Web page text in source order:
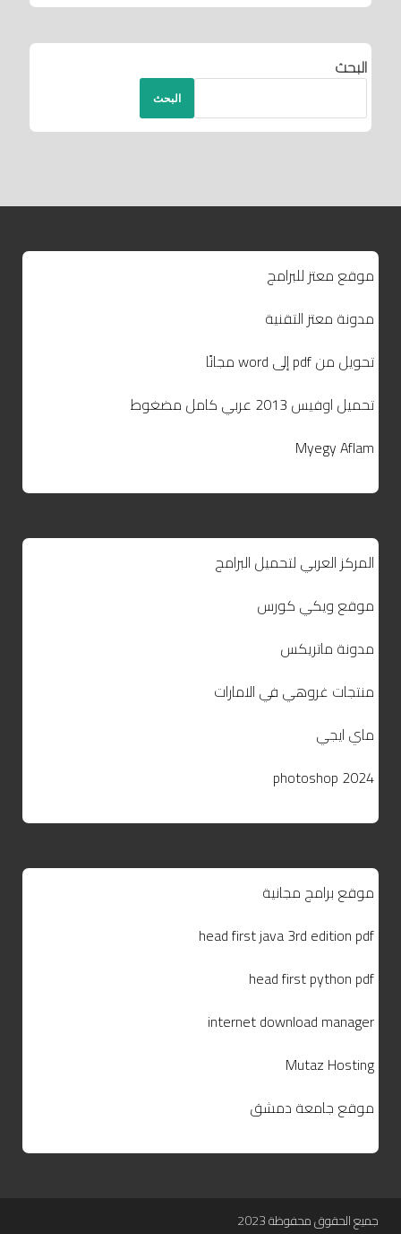
البحث
البحث
موقع معتز للبرامج
مدونة معتز التقنية
تحويل من pdf إلى word مجانًا
تحميل اوفيس 2013 عربي كامل مضغوط
Myegy Aflam
المركز العربي لتحميل البرامج
موقع ويكي كورس
مدونة ماتريكس
منتجات غروهي في الامارات
ماي ايجي
photoshop 2024
موقع برامج مجانية
head first java 3rd edition pdf
head first python pdf
internet download manager
Mutaz Hosting
موقع جامعة دمشق
جميع الحقوق محفوظة 2023